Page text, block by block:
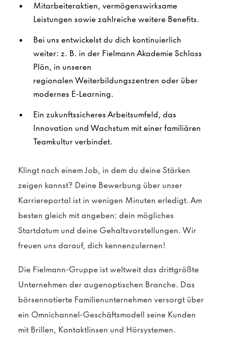
Mitarbeiteraktien, vermögenswirksame
Leistungen sowie zahlreiche weitere Benefits.
Bei uns entwickelst du dich kontinuierlich
weiter: z. B. in der Fielmann Akademie Schloss
Plön, in unseren
regionalen Weiterbildungszentren oder über
modernes E-Learning.
Ein zukunftssicheres Arbeitsumfeld, das
Innovation und Wachstum mit einer familiären
Teamkultur verbindet.
Klingt nach einem Job, in dem du deine Stärken
zeigen kannst? Deine Bewerbung über unser
Karriereportal ist in wenigen Minuten erledigt. Am
besten gleich mit angeben: dein mögliches
Startdatum und deine Gehaltsvorstellungen. Wir
freuen uns darauf, dich kennenzulernen!
Die Fielmann-Gruppe ist weltweit das drittgrößte
Unternehmen der augenoptischen Branche. Das
börsennotierte Familienunternehmen versorgt über
ein Omnichannel-Geschäftsmodell seine Kunden
mit Brillen, Kontaktlinsen und Hörsystemen.